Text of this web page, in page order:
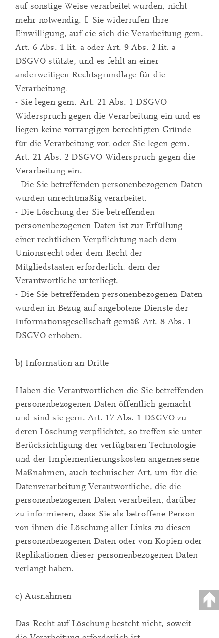
auf sonstige Weise verarbeitet wurden, nicht
mehr notwendig.  Sie widerrufen Ihre
Einwilligung, auf die sich die Verarbeitung gem.
Art. 6 Abs. 1 lit. a oder Art. 9 Abs. 2 lit. a
DSGVO stützte, und es fehlt an einer
anderweitigen Rechtsgrundlage für die
Verarbeitung.
- Sie legen gem. Art. 21 Abs. 1 DSGVO
Widerspruch gegen die Verarbeitung ein und es
liegen keine vorrangigen berechtigten Gründe
für die Verarbeitung vor, oder Sie legen gem.
Art. 21 Abs. 2 DSGVO Widerspruch gegen die
Verarbeitung ein.
- Die Sie betreffenden personenbezogenen Daten
wurden unrechtmäßig verarbeitet.
- Die Löschung der Sie betreffenden
personenbezogenen Daten ist zur Erfüllung
einer rechtlichen Verpflichtung nach dem
Unionsrecht oder dem Recht der
Mitgliedstaaten erforderlich, dem der
Verantwortliche unterliegt.
- Die Sie betreffenden personenbezogenen Daten
wurden in Bezug auf angebotene Dienste der
Informationsgesellschaft gemäß Art. 8 Abs. 1
DSGVO erhoben.
b) Information an Dritte
Haben die Verantwortlichen die Sie betreffenden
personenbezogenen Daten öffentlich gemacht
und sind sie gem. Art. 17 Abs. 1 DSGVO zu
deren Löschung verpflichtet, so treffen sie unter
Berücksichtigung der verfügbaren Technologie
und der Implementierungskosten angemessene
Maßnahmen, auch technischer Art, um für die
Datenverarbeitung Verantwortliche, die die
personenbezogenen Daten verarbeiten, darüber
zu informieren, dass Sie als betroffene Person
von ihnen die Löschung aller Links zu diesen
personenbezogenen Daten oder von Kopien oder
Replikationen dieser personenbezogenen Daten
verlangt haben.
c) Ausnahmen
Das Recht auf Löschung besteht nicht, soweit